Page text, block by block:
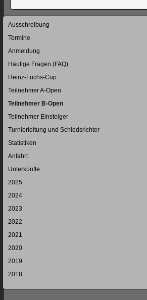
Navigation
Ausschreibung
Termine
Anmeldung
Häufige Fragen (FAQ)
Heinz-Fuchs-Cup
Teilnehmer A-Open
Teilnehmer B-Open
Teilnehmer Einsteiger
Turnierleitung und Schiedsrichter
Statistiken
Anfahrt
Unterkünfte
2025
2024
2023
2022
2021
2020
2019
2018